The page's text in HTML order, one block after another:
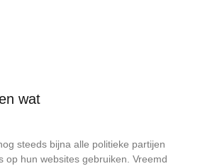
wat
steeds bijna alle politieke partijen
op hun websites gebruiken. Vreemd